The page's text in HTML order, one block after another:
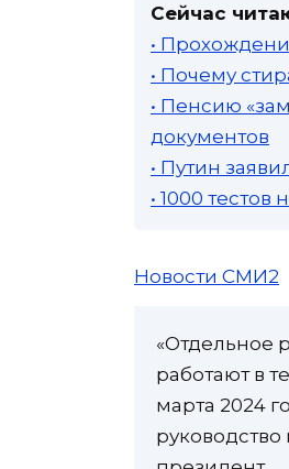
Сейчас
•
• Почему
• Пенсию
документов
• Путин
• 1000
Новости СМИ2
«Отдельное
работают в
марта 2024